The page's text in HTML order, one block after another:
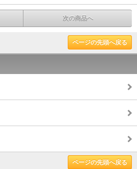
次の商品へ
ページの先頭へ戻る
ページの先頭へ戻る